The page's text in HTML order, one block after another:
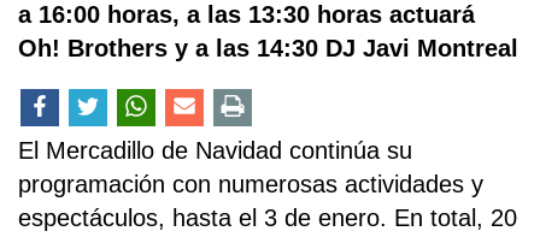
a 16:00 horas, a las 13:30 horas actuará
Oh! Brothers y a las 14:30 DJ Javi Montreal
El Mercadillo de Navidad continúa su
programación con numerosas actividades y
espectáculos, hasta el 3 de enero. En total, 20